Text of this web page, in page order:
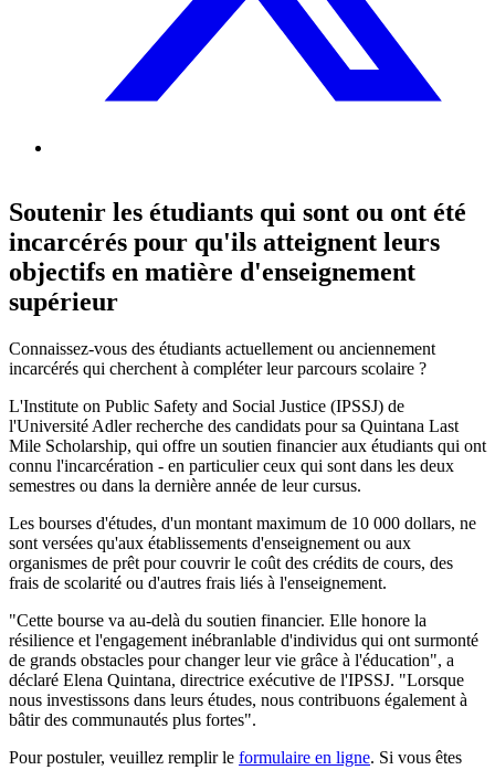
Soutenir les étudiants qui sont ou ont été
incarcérés pour qu'ils atteignent leurs
objectifs en matière d'enseignement
supérieur
Connaissez-vous des étudiants actuellement ou anciennement
incarcérés qui cherchent à compléter leur parcours scolaire ?
L'Institute on Public Safety and Social Justice (IPSSJ) de
l'Université Adler recherche des candidats pour sa Quintana Last
Mile Scholarship, qui offre un soutien financier aux étudiants qui ont
connu l'incarcération - en particulier ceux qui sont dans les deux
semestres ou dans la dernière année de leur cursus.
Les bourses d'études, d'un montant maximum de 10 000 dollars, ne
sont versées qu'aux établissements d'enseignement ou aux
organismes de prêt pour couvrir le coût des crédits de cours, des
frais de scolarité ou d'autres frais liés à l'enseignement.
"Cette bourse va au-delà du soutien financier. Elle honore la
résilience et l'engagement inébranlable d'individus qui ont surmonté
de grands obstacles pour changer leur vie grâce à l'éducation", a
déclaré Elena Quintana, directrice exécutive de l'IPSSJ. "Lorsque
nous investissons dans leurs études, nous contribuons également à
bâtir des communautés plus fortes".
Pour postuler, veuillez remplir le formulaire en ligne. Si vous êtes